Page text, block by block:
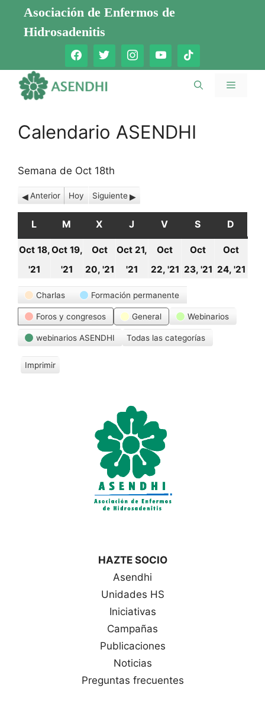
Saltar
contenido
Asociación de Enfermos de
Hidrosadenitis
Menú
Calendario ASENDHI
Semana de Oct 18th
Anterior Hoy Siguiente
L LUNES
M MARTES
X MIÉRCOLES
J JUEVES
V VIERNES
S SÁBADO
D
Oct 18,
'21
octubre,
2021
Oct 19,
'21
19
octubre,
2021
Oct
20, '21
20
octubre,
2021
Oct 21,
'21
21
octubre,
2021
Oct
22, '21 22
octubre,
2021
Oct
23, '21 23
2021
Oct
24, '21
Categorías
Charlas Formación permanente
Foros y congresos General Webinarios
webinarios ASENDHI Todas las categorías
Imprimir
V
HAZTE SOCIO
Asendhi
Unidades HS
Iniciativas
Campañas
Publicaciones
Noticias
Preguntas frecuentes